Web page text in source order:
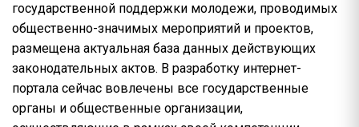
государственной поддержки молодежи, проводимых
общественно-значимых мероприятий и проектов,
размещена актуальная база данных действующих
законодательных актов. В разработку интернет-
портала сейчас вовлечены все государственные
органы и общественные организации,